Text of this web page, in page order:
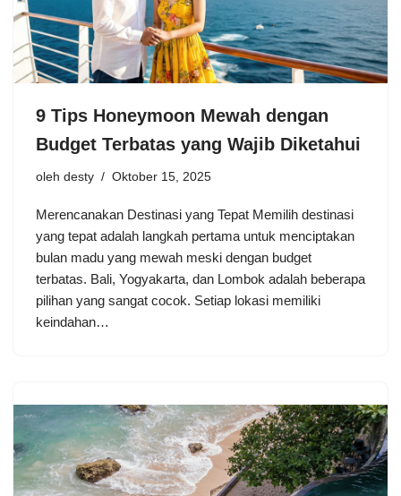
9 Tips Honeymoon Mewah dengan
Budget Terbatas yang Wajib Diketahui
oleh desty Oktober 15, 2025
Merencanakan Destinasi yang Tepat Memilih destinasi
yang tepat adalah langkah pertama untuk menciptakan
bulan madu yang mewah meski dengan budget
terbatas. Bali, Yogyakarta, dan Lombok adalah beberapa
pilihan yang sangat cocok. Setiap lokasi memiliki
keindahan…